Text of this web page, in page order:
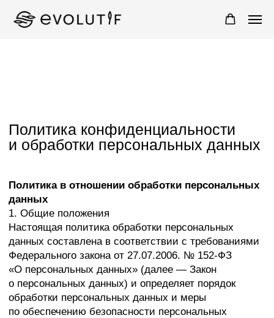
Политика в отношении обработки персональных
данных
1. Общие положения
Федерального закона от 27.07.2006. № 152-ФЗ
«О персональных данных» (далее — Закон
о персональных данных) и определяет порядок
обработки персональных данных и меры
по обеспечению безопасности персональных
данных, предпринимаемые Эволютиф (далее —
Оператор).
1.1. Оператор ставит своей важнейшей целью
и условием осуществления своей деятельности
соблюдение прав и свобод человека и гражданина
при обработке его персональных данных, в том
числе защиты прав на неприкосновенность частной
жизни, личную и семейную тайну.
1.2. Настоящая политика Оператора в отношении